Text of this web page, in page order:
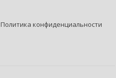
Политика конфиденциальности